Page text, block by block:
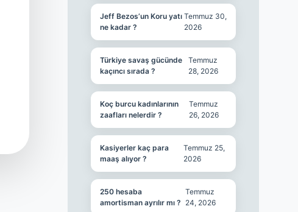
Jeff Bezos’un Koru yatı
ne kadar ?
Temmuz 30,
2026
Türkiye savaş gücünde
kaçıncı sırada ?
Temmuz
28, 2026
Koç burcu kadınlarının
zaafları nelerdir ?
Temmuz
26, 2026
Kasiyerler kaç para
maaş alıyor ?
Temmuz 25,
2026
250 hesaba
amortisman ayrılır mı ?
Temmuz
24, 2026